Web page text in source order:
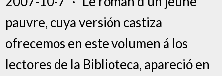
pauvre, cuya versión castiza
ofrecemos en este volumen á los
lectores de la Biblioteca, apareció en